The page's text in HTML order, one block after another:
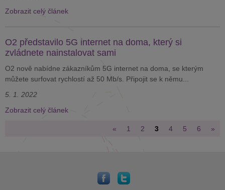
Zobrazit celý článek
O2 představilo 5G internet na doma, který si
zvládnete nainstalovat sami
O2 nově nabídne zákazníkům 5G internet na doma, se kterým
můžete surfovat rychlostí až 50 Mb/s. Připojit se k němu...
5. 1. 2022
Zobrazit celý článek
« 1 2 3 4 5 6 »